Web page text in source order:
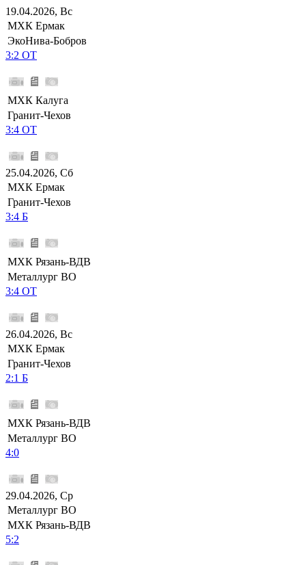
19.04.2026, Вс
МХК Ермак
ЭкоНива-Бобров
3:2 ОТ
МХК Калуга
Гранит-Чехов
3:4 ОТ
25.04.2026, Сб
МХК Ермак
Гранит-Чехов
3:4 Б
МХК Рязань-ВДВ
Металлург ВО
3:4 ОТ
26.04.2026, Вс
МХК Ермак
Гранит-Чехов
2:1 Б
МХК Рязань-ВДВ
Металлург ВО
4:0
29.04.2026, Ср
Металлург ВО
МХК Рязань-ВДВ
5:2